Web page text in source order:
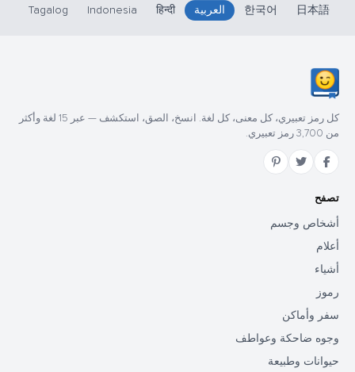
日本語
한국어 العربية हिन्दी
Indonesia
Tagalog
كل رمز تعبيري، كل معنى، كل لغة. انسخ، الصق، استكشف — عبر 15 لغة وأكثر
من 3,700 رمز تعبيري.
تصفح
أشخاص وجسم
أعلام
أشياء
رموز
سفر وأماكن
وجوه ضاحكة وعواطف
حيوانات وطبيعة